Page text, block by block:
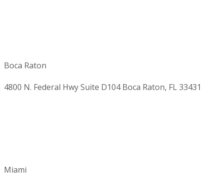
Boca Raton
4800 N. Federal Hwy Suite D104 Boca Raton, FL 33431
Miami